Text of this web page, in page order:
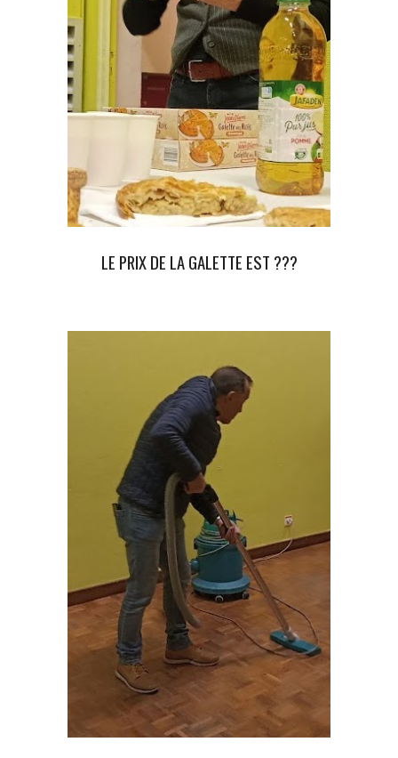
LE PRIX DE LA GALETTE EST ???